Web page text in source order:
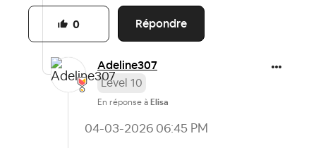
Répondre
0
Adeline307
Level 10
En réponse à Elisa
‎04-03-2026 06:45 PM